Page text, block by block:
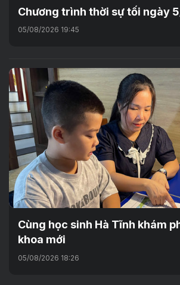
Chương trình thời sự tối ngày
05/08/2026 19:45
Cùng học sinh Hà Tĩnh khám
khoa mới
05/08/2026 18:26